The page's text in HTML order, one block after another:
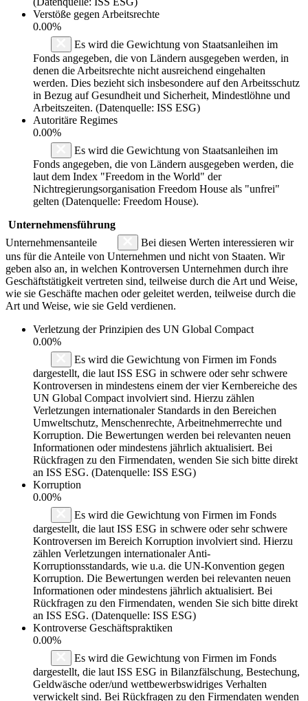
Verstöße gegen Arbeitsrechte
0.00%
Es wird die Gewichtung von Staatsanleihen im
Fonds angegeben, die von Ländern ausgegeben werden, in
denen die Arbeitsrechte nicht ausreichend eingehalten
werden. Dies bezieht sich insbesondere auf den Arbeitsschutz
in Bezug auf Gesundheit und Sicherheit, Mindestlöhne und
Arbeitszeiten. (Datenquelle: ISS ESG)
Autoritäre Regimes
0.00%
Es wird die Gewichtung von Staatsanleihen im
Fonds angegeben, die von Ländern ausgegeben werden, die
laut dem Index "Freedom in the World" der
Nichtregierungsorganisation Freedom House als "unfrei"
gelten (Datenquelle: Freedom House).
Unternehmensführung
Unternehmensanteile
Bei diesen Werten interessieren wir
uns für die Anteile von Unternehmen und nicht von Staaten. Wir
geben also an, in welchen Kontroversen Unternehmen durch ihre
Geschäftstätigkeit vertreten sind, teilweise durch die Art und Weise,
wie sie Geschäfte machen oder geleitet werden, teilweise durch die
Art und Weise, wie sie Geld verdienen.
Verletzung der Prinzipien des UN Global Compact
0.00%
Es wird die Gewichtung von Firmen im Fonds
dargestellt, die laut ISS ESG in schwere oder sehr schwere
Kontroversen in mindestens einem der vier Kernbereiche des
UN Global Compact involviert sind. Hierzu zählen
Verletzungen internationaler Standards in den Bereichen
Umweltschutz, Menschenrechte, Arbeitnehmerrechte und
Korruption. Die Bewertungen werden bei relevanten neuen
Informationen oder mindestens jährlich aktualisiert. Bei
Rückfragen zu den Firmendaten, wenden Sie sich bitte direkt
an ISS ESG. (Datenquelle: ISS ESG)
Korruption
0.00%
Es wird die Gewichtung von Firmen im Fonds
dargestellt, die laut ISS ESG in schwere oder sehr schwere
Kontroversen im Bereich Korruption involviert sind. Hierzu
zählen Verletzungen internationaler Anti-
Korruptionsstandards, wie u.a. die UN-Konvention gegen
Korruption. Die Bewertungen werden bei relevanten neuen
Informationen oder mindestens jährlich aktualisiert. Bei
Rückfragen zu den Firmendaten, wenden Sie sich bitte direkt
an ISS ESG. (Datenquelle: ISS ESG)
Kontroverse Geschäftspraktiken
0.00%
Es wird die Gewichtung von Firmen im Fonds
dargestellt, die laut ISS ESG in Bilanzfälschung, Bestechung,
Geldwäsche oder/und wettbewerbswidriges Verhalten
verwickelt sind. Bei Rückfragen zu den Firmendaten wenden